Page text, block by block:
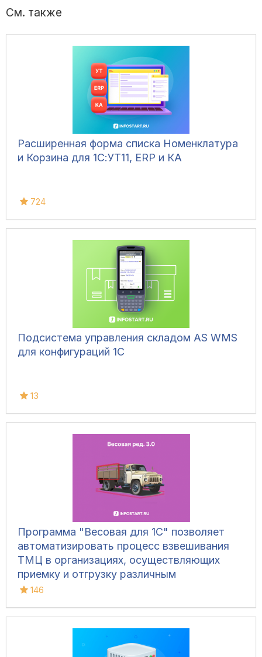
См. также
Расширенная форма списка Номенклатура
и Корзина для 1С:УТ11, ERP и КА
724
Подсистема управления складом AS WMS
для конфигураций 1С
13
Программа "Весовая для 1С" позволяет
автоматизировать процесс взвешивания
ТМЦ в организациях, осуществляющих
приемку и отгрузку различным
транспортом, для ведения складского
Конфигурация позволяет фиксировать вес
вручную, напрямую с весов, а также
управлять дополнительным
146